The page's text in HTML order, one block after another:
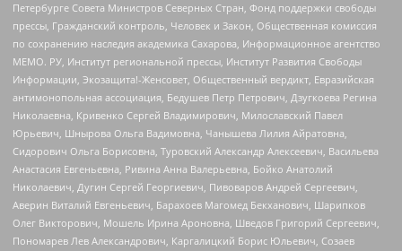
Петербурге Совета Министров Северных Стран, Фонд поддержки свободы
прессы, Гражданский контроль, Человек и Закон, Общественная комиссия
по сохранению наследия академика Сахарова, Информационное агентство
МЕМО. РУ, Институт региональной прессы, Институт Развития Свободы
Информации, Экозащита!-Женсовет, Общественный вердикт, Евразийская
антимонопольная ассоциация, Бедушев Петр Петрович, Дзугкоева Регина
Николаевна, Кривенко Сергей Владимирович, Милославский Павел
Юрьевич, Шнырова Ольга Вадимовна, Чанышева Лилия Айратовна,
Сидорович Ольга Борисовна, Туровский Александр Алексеевич, Васильева
Анастасия Евгеньевна, Ривина Анна Валерьевна, Бойко Анатолий
Николаевич, Дугин Сергей Георгиевич, Пивоваров Андрей Сергеевич,
Аверин Виталий Евгеньевич, Барахоев Магомед Бекханович, Шарипков
Олег Викторович, Мошель Ирина Ароновна, Шведов Григорий Сергеевич,
Пономарев Лев Александрович, Каргалицкий Борис Юльевич, Созаев